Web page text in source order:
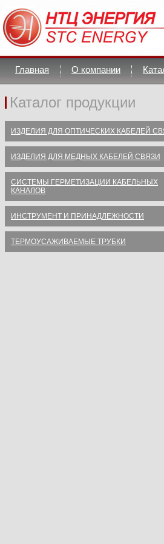
Главная О компании
Каталог продукции
ИЗДЕЛИЯ ДЛЯ ОПТИЧЕСКИХ КАБЕЛЕЙ
ИЗДЕЛИЯ ДЛЯ МЕДНЫХ КАБЕЛЕЙ СВЯЗИ
СИСТЕМЫ ГЕРМЕТИЗАЦИИ КАБЕЛЬНЫХ
КАНАЛОВ
ИНСТРУМЕНТ И ПРИНАДЛЕЖНОСТИ
ТЕРМОУСАЖИВАЕМЫЕ ТРУБКИ